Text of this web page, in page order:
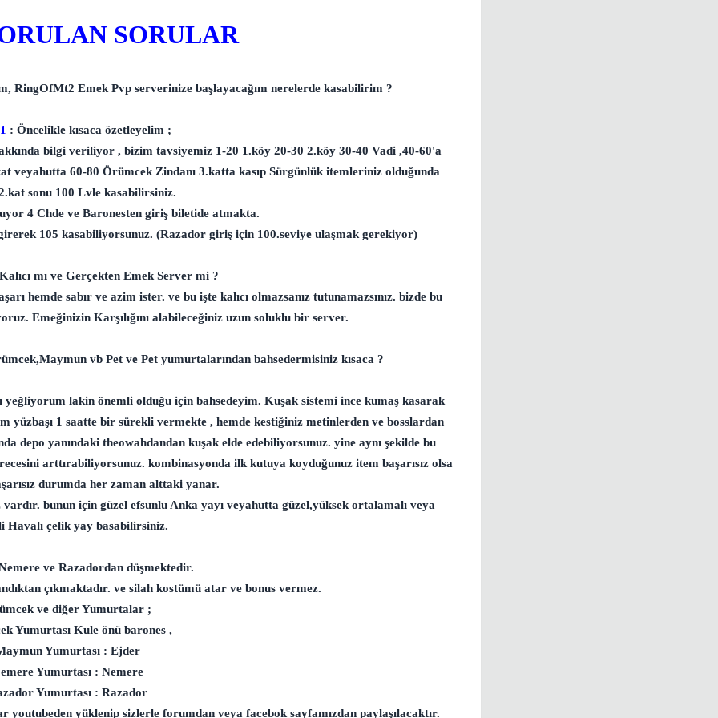
SORULAR
RingOfMt2 Emek Pvp serverinize başlayacağım nerelerde kasabilirim ?
: Öncelikle kısaca özetleyelim ;
bilgi veriliyor , bizim tavsiyemiz 1-20 1.köy 20-30 2.köy 30-40 Vadi ,40-60'a
veyahutta 60-80 Örümcek Zindanı 3.katta kasıp Sürgünlük itemleriniz olduğunda
sonu 100 Lvle kasabilirsiniz.
4 Chde ve Baronesten giriş biletide atmakta.
105 kasabiliyorsunuz. (Razador giriş için 100.seviye ulaşmak gerekiyor)
mı ve Gerçekten Emek Server mi ?
hemde sabır ve azim ister. ve bu işte kalıcı olmazsanız tutunamazsınız. bizde bu
Emeğinizin Karşılığını alabileceğiniz uzun soluklu bir server.
vb Pet ve Pet yumurtalarından bahsedermisiniz kısaca ?
lakin önemli olduğu için bahsedeyim. Kuşak sistemi ince kumaş kasarak
yüzbaşı 1 saatte bir sürekli vermekte , hemde kestiğiniz metinlerden ve bosslardan
depo yanındaki theowahdandan kuşak elde edebiliyorsunuz. yine aynı şekilde bu
arttırabiliyorsunuz. kombinasyonda ilk kutuya koyduğunuz item başarısız olsa
durumda her zaman alttaki yanar.
bunun için güzel efsunlu Anka yayı veyahutta güzel,yüksek ortalamalı veya
Havalı çelik yay basabilirsiniz.
ve Razadordan düşmektedir.
çıkmaktadır. ve silah kostümü atar ve bonus vermez.
ve diğer Yumurtalar ;
Yumurtası Kule önü barones ,
Yumurtası : Ejder
Yumurtası : Nemere
Yumurtası : Razador
yüklenip sizlerle forumdan veya facebok sayfamızdan paylaşılacaktır.